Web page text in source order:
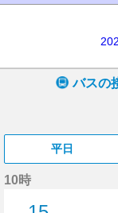
バスの
平日
10時